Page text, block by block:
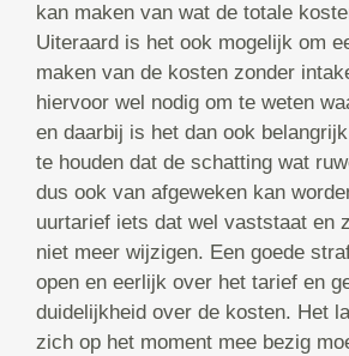
kan maken van wat de totale
Uiteraard is het ook mogelijk om
maken van de kosten zonder
hiervoor wel nodig om te weten
en daarbij is het dan ook
te houden dat de schatting wat
dus ook van afgeweken kan
uurtarief iets dat wel vaststaat en
niet meer wijzigen. Een goede
open en eerlijk over het tarief en
duidelijkheid over de kosten. Het
zich op het moment mee bezig